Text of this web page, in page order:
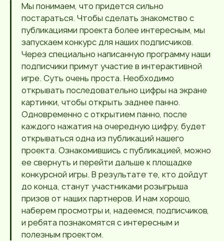
Мы понимаем, что придется сильно
постараться. Чтобы сделать знакомство с
публикациями проекта более интересным, мы
запускаем конкурс для наших подписчиков.
Через специально написанную программу наши
подписчики примут участие в интерактивной
игре. Суть очень проста. Необходимо
открывать последовательно цифры на экране
картинки, чтобы открыть заднее панно.
Одновременно с открытием панно, после
каждого нажатия на очередную цифру, будет
открываться одна из публикаций нашего
проекта. Ознакомившись с публикацией, можно
ее свернуть и перейти дальше к площадке
конкурсной игры. В результате те, кто дойдут
до конца, станут участниками розыгрыша
призов от наших партнеров. И нам хорошо,
наберем просмотры и, надеемся, подписчиков,
и ребята познакомятся с интересным и
полезным проектом.